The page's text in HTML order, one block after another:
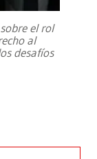
el rol
al
desafíos